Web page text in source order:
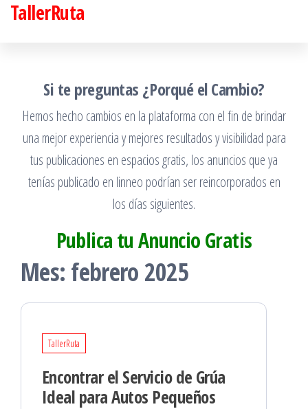
SaltarTallerRuta
Si te preguntas ¿Porqué el Cambio?
Hemos hecho cambios en la plataforma con el fin de brindar
una mejor experiencia y mejores resultados y visibilidad para
tus publicaciones en espacios gratis, los anuncios que ya
tenías publicado en linneo podrían ser reincorporados en
los días siguientes.
Publica tu Anuncio Gratis
Mes: febrero 2025
TallerRuta
Encontrar el Servicio de Grúa
Ideal para Autos Pequeños